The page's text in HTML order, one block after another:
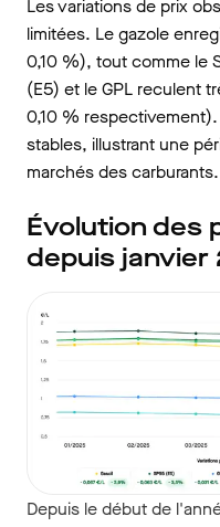
Les variations de prix
limitées. Le gazole
0,10 %), tout comme le
(E5) et le GPL reculent
0,10 % respectivement).
stables, illustrant une
marchés des carburants.
Évolution des
depuis janvier
Depuis le début de